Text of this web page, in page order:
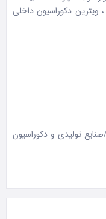
دکوراسیون داخلی
تولیدی و دکوراسیون